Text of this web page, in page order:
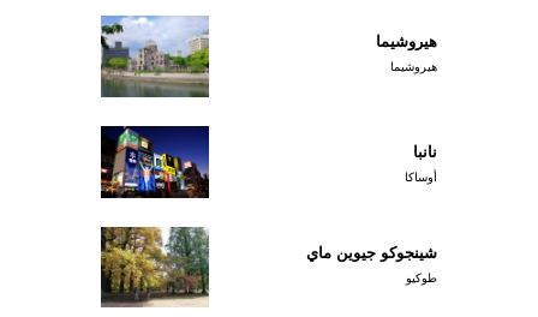
هيروشيما
هيروشيما
نانبا
أوساكا
شينجوكو جيوين ماي
طوكيو